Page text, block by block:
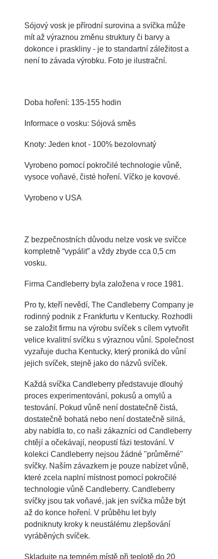
Sójový vosk je přírodní surovina a svíčka může
mít až výraznou změnu struktury či barvy a
dokonce i praskliny - je to standartní záležitost a
není to závada výrobku. Foto je ilustrační.
Doba hoření: 135-155 hodin
Informace o vosku: Sójová směs
Knoty: Jeden knot - 100% bezolovnatý
Vyrobeno pomocí pokročilé technologie vůně,
vysoce voňavé, čisté hoření. Víčko je kovové.
Vyrobeno v USA
Z bezpečnostních důvodu nelze vosk ve svíčce
kompletně “vypálit” a vždy zbyde cca 0,5 cm
vosku.
Firma Candleberry byla založena v roce 1981.
Pro ty, kteří nevědí, The Candleberry Company je
rodinný podnik z Frankfurtu v Kentucky. Rozhodli
se založit firmu na výrobu svíček s cílem vytvořit
velice kvalitní svíčku s výraznou vůní. Společnost
vyzařuje ducha Kentucky, který proniká do vůní
jejich svíček, stejně jako do názvů svíček.
Každá svíčka Candleberry představuje dlouhý
proces experimentování, pokusů a omylů a
testování. Pokud vůně není dostatečně čistá,
dostatečně bohatá nebo není dostatečně silná,
aby nabídla to, co naši zákazníci od Candleberry
chtějí a očekávají, neopustí fázi testování. V
kolekci Candleberry nejsou žádné "průměrné"
svíčky. Naším závazkem je pouze nabízet vůně,
které zcela naplní místnost pomocí pokročilé
technologie vůně Candleberry. Candleberry
svíčky jsou tak voňavé, jak jen svíčka může být
až do konce hoření. V průběhu let byly
podniknuty kroky k neustálému zlepšování
vyráběných svíček.
Skladujte na temném místě při teplotě do 20